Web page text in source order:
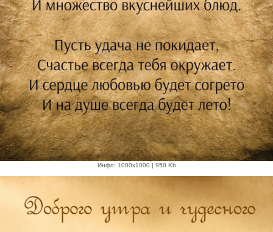
Инфо: 1000х1000 | 950 Kb